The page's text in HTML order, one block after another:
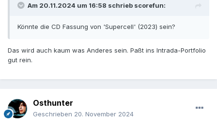
Am 20.11.2024 um 16:58 schrieb scorefun:
Könnte die CD Fassung von 'Supercell' (2023) sein?
Das wird auch kaum was Anderes sein. Paßt ins Intrada-Portfolio
gut rein.
Osthunter
Geschrieben 20. November 2024